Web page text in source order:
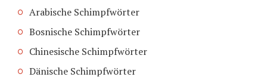
Arabische Schimpfwörter
Bosnische Schimpfwörter
Chinesische Schimpfwörter
Dänische Schimpfwörter